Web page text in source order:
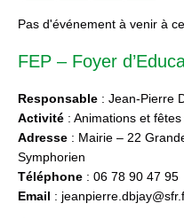
Pas d'événement à venir à
FEP – Foyer
Responsable : Jean-Pierre
Activité : Animations et
Adresse : Mairie – 22
Symphorien
Téléphone : 06 78 90 47 95
Email :